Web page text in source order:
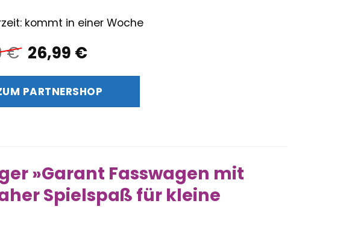
€ Ursprünglicher
Preis
war:
35,99 €
26,99 €Aktueller
ist:
26,99 €.
kommt in einer Woche
PARTNERSHOP
»Garant Fasswagen mit
Spielspaß für kleine